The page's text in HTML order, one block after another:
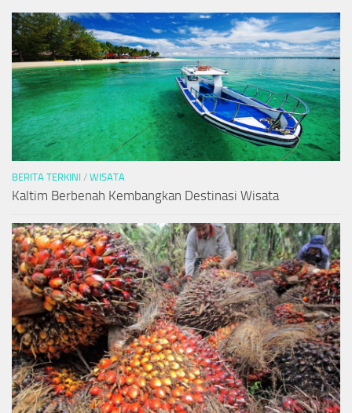
BERITA TERKINI / WISATA
Kaltim Berbenah Kembangkan Destinasi Wisata